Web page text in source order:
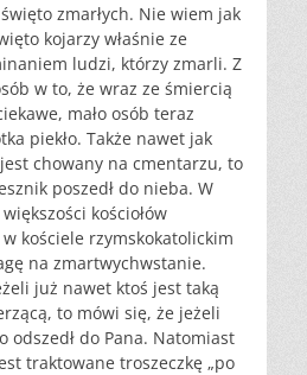
zmarłych. Nie wiem jak
kojarzy właśnie ze
ludzi, którzy zmarli. Z
w to, że wraz ze śmiercią
mało osób teraz
piekło. Także nawet jak
chowany na cmentarzu, to
poszedł do nieba. W
kościołów
kościele rzymskokatolickim
na zmartwychwstanie.
już nawet ktoś jest taką
to mówi się, że jeżeli
odszedł do Pana. Natomiast
traktowane troszeczkę „po